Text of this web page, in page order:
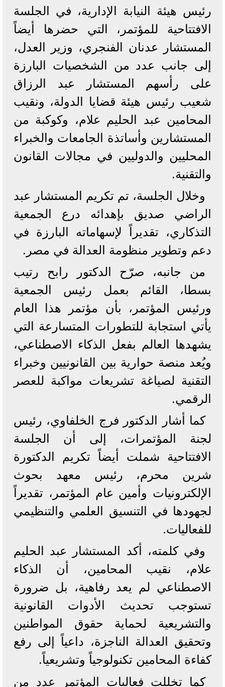
رئيس هيئة النيابة الإدارية، في الجلسة
الافتتاحية للمؤتمر، التي حضرها أيضاً
المستشار عدنان الفنجري، وزير العدل،
إلى جانب عدد من الشخصيات البارزة
على رأسهم المستشار عبد الرزاق
شعيب رئيس هيئة قضايا الدولة، ونقيب
المحامين عبد الحليم علام، وكوكبة من
المستشارين وأساتذة الجامعات والخبراء
المحليين والدوليين في مجالات القانون
والتقنية.
وخلال الجلسة، تم تكريم المستشار عبد
الراضي صديق بإهدائه درع الجمعية
التذكاري، تقديراً لإسهاماته البارزة في
دعم وتطوير منظومة العدالة في مصر.
من جانبه، صرّح الدكتور رابح رتيب
بسطا، القائم بعمل رئيس الجمعية
ورئيس المؤتمر، بأن مؤتمر هذا العام
يأتي استجابة للتطورات المتسارعة التي
يشهدها العالم بفعل الذكاء الاصطناعي،
ويُعد منصة حوارية بين القانونيين وخبراء
التقنية لصياغة تشريعات مواكبة للعصر
الرقمي.
كما أشار الدكتور فرج الخلفاوي، رئيس
لجنة المؤتمرات، إلى أن الجلسة
الافتتاحية شملت أيضاً تكريم الدكتورة
شرين محرم، رئيس معهد بحوث
الإلكترونيات وأمين عام المؤتمر، تقديراً
لجهودها في التنسيق العلمي والتنظيمي
للفعاليات.
وفي كلمته، أكد المستشار عبد الحليم
علام، نقيب المحامين، أن الذكاء
الاصطناعي لم يعد رفاهية، بل ضرورة
تستوجب تحديث الأدوات القانونية
والتشريعية لحماية حقوق المواطنين
وتحقيق العدالة الناجزة، داعياً إلى رفع
كفاءة المحامين تكنولوجياً وتشريعياً.
كما تخللت فعاليات المؤتمر عدد من